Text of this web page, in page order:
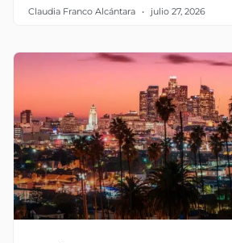
Claudia Franco Alcántara julio 27, 2026